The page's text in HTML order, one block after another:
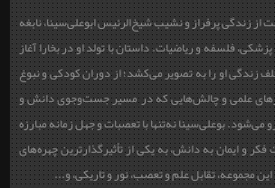
از زندگی پرفراز و نشیب شیخ‌الرئیس ابوعلی‌سینا، نابغه
فلسفه و ریاضیات. داستان با تولد او در بخارا آغاز
زندگی او را به تصویر می‌کشد؛ از دوران کودکی و نبوغ
علمی و چالش‌هایی که در مسیر جست‌وجوی دانش و
می‌شود. بوعلی‌سینا نه‌تنها با تعصبات و جهل زمانه مبارزه
و ایمان به دانش، به یکی از تأثیرگذارترین چهره‌های
مجموعه، تقابل علم و تعصب، نور و تاریکی، و...